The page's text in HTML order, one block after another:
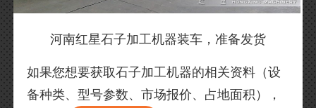
河南红星石子加工机器装车，准备发货
如果您想要获取石子加工机器的相关资料（设
备种类、型号参数、市场报价、占地面积），